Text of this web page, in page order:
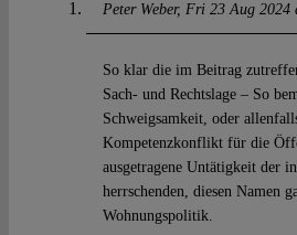
Peter Weber Fri 23 Aug 2024
So klar die im Beitrag
Sach- und Rechtslage – So
Schweigsamkeit, oder
Kompetenzkonflikt für die
ausgetragene Untätigkeit der
herrschenden, diesen Namen
Wohnungspolitik.